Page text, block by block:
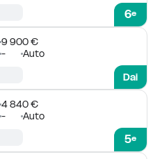
6e
9 900 €
-
Auto
Dai
4 840 €
- Auto
5e